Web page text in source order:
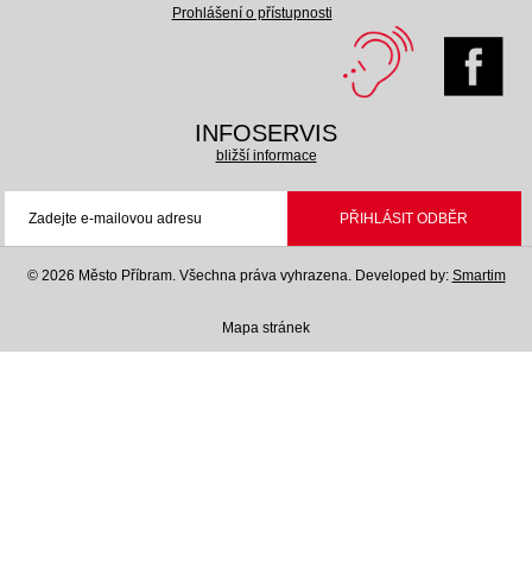
Prohlášení o přístupnosti
INFOSERVIS
bližší informace
© 2026 Město Příbram. Všechna práva vyhrazena. Developed by: Smartim
Mapa stránek